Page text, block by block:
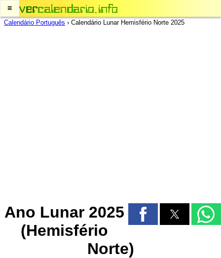
≡
Calendário Português › Calendário Lunar Hemisfério Norte 2025
Ano Lunar 2025
(Hemisfério
Norte)